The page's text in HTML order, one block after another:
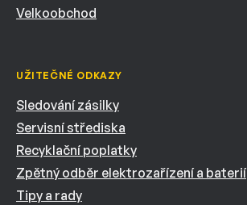
Velkoobchod
UŽITEČNÉ ODKAZY
Sledování zásilky
Servisní střediska
Recyklační poplatky
Zpětný odběr elektrozařízení a baterií
Tipy a rady